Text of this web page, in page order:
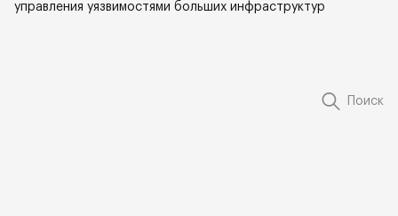
управления уязвимостями больших инфраструктур
Поиск